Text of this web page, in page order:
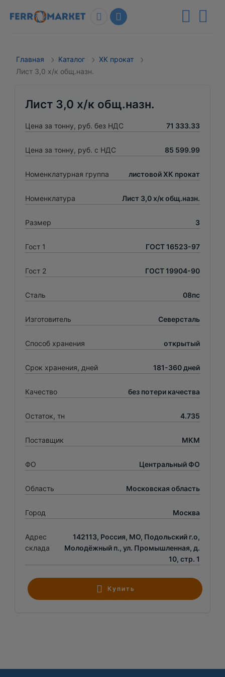
Главная Каталог
ХК прокат
Лист 3,0 х/к общ.назн.
Лист 3,0 х/к общ.назн.
Цена за тонну, руб. без НДС 71 333.33
Цена за тонну, руб. с НДС 85 599.99
Номенклатурная группа листовой ХК прокат
Номенклатура Лист 3,0 х/к общ.назн.
Размер 3
Гост 1 ГОСТ 16523-97
Гост 2 ГОСТ 19904-90
Сталь 08пс
Изготовитель Северсталь
Способ хранения открытый
Срок хранения, дней 181-360 дней
Качество без потери качества
Остаток, тн 4.735
Поставщик МКМ
ФО Центральный ФО
Область Московская область
Город Москва
Адрес
склада
142113, Россия, МО, Подольский г.о,
Молодёжный п., ул. Промышленная, д.
10, стр. 1
Купить